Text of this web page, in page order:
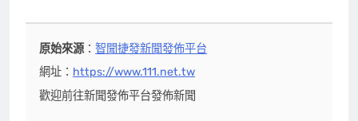
原始來源：智聞捷發新聞發佈平台
網址： https://www.111.net.tw
歡迎前往新聞發佈平台發佈新聞